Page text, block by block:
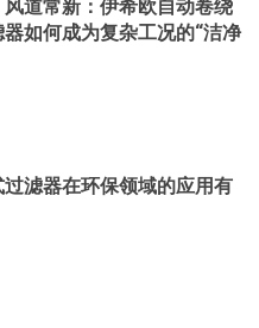
道常新：伊希欧自动卷绕
如何成为复杂工况的“洁净
过滤器在环保领域的应用有